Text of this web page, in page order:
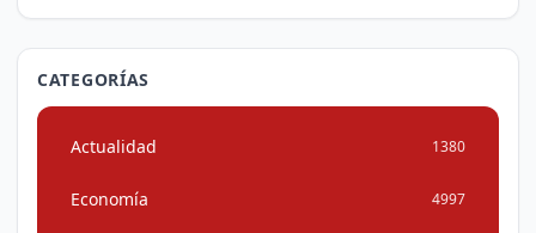
CATEGORÍAS
Actualidad 1380
Economía 4997